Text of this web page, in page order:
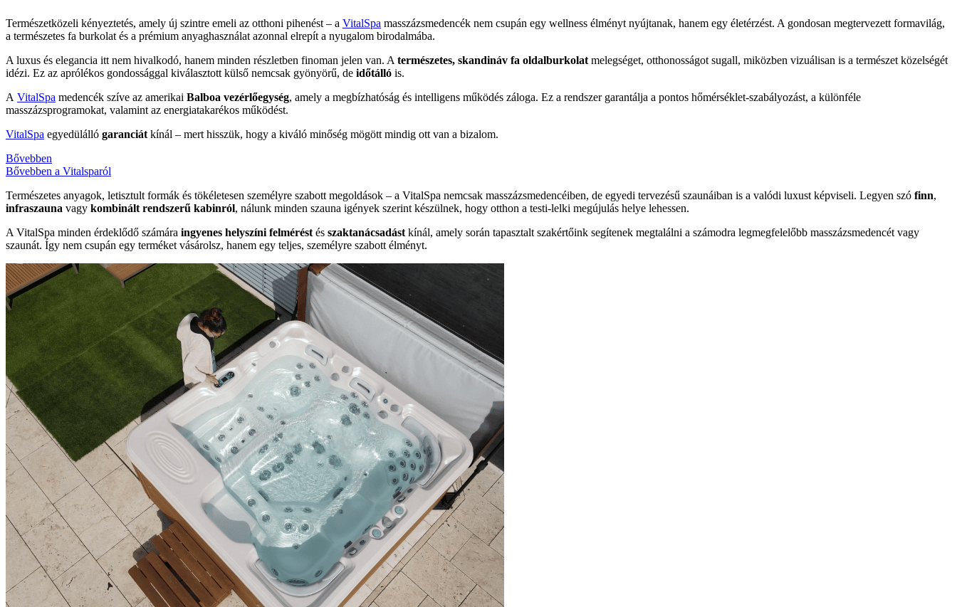
Természetközeli kényeztetés, amely új szintre emeli az otthoni pihenést – a VitalSpa masszázsmedencék nem csupán egy wellness élményt nyújtanak, hanem egy életérzést. A gondosan megtervezett formavilág,
a természetes fa burkolat és a prémium anyaghasználat azonnal elrepít a nyugalom birodalmába.
A luxus és elegancia itt nem hivalkodó, hanem minden részletben finoman jelen van. A természetes, skandináv fa oldalburkolat melegséget, otthonosságot sugall, miközben vizuálisan is a természet közelségét
idézi. Ez az aprólékos gondossággal kiválasztott külső nemcsak gyönyörű, de időtálló is.
A VitalSpa medencék szíve az amerikai Balboa vezérlőegység, amely a megbízhatóság és intelligens működés záloga. Ez a rendszer garantálja a pontos hőmérséklet-szabályozást, a különféle
masszázsprogramokat, valamint az energiatakarékos működést.
VitalSpa egyedülálló garanciát kínál – mert hisszük, hogy a kiváló minőség mögött mindig ott van a bizalom.
Bővebben
Bővebben a Vitalsparól
Természetes anyagok, letisztult formák és tökéletesen személyre szabott megoldások – a VitalSpa nemcsak masszázsmedencéiben, de egyedi tervezésű szaunáiban is a valódi luxust képviseli. Legyen szó finn,
infraszauna vagy kombinált rendszerű kabinról, nálunk minden szauna igények szerint készülnek, hogy otthon a testi-lelki megújulás helye lehessen.
A VitalSpa minden érdeklődő számára ingyenes helyszíni felmérést és szaktanácsadást kínál, amely során tapasztalt szakértőink segítenek megtalálni a számodra legmegfelelőbb masszázsmedencét vagy
szaunát. Így nem csupán egy terméket vásárolsz, hanem egy teljes, személyre szabott élményt.